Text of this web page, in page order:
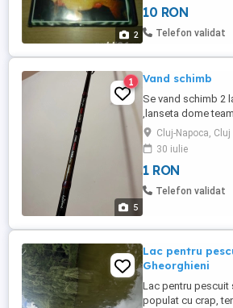
2
10 RON
Telefon validat
5
1 Vand schimb
Se vand schimb 2
,lanseta dome
pentru ele, 2
chinezarie
,nada si pop upuri
Cluj-Napoca, Cluj
30 iulie
1 RON
Telefon validat
Lac pentru
Gheorghieni
Lac pentru pescuit
populat cu crap,